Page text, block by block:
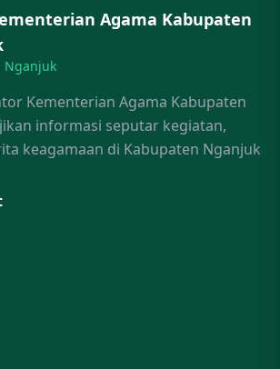
Agama Kabupaten
Nganjuk
Kementerian Agama Kabupaten
informasi seputar kegiatan,
keagamaan di Kabupaten Nganjuk